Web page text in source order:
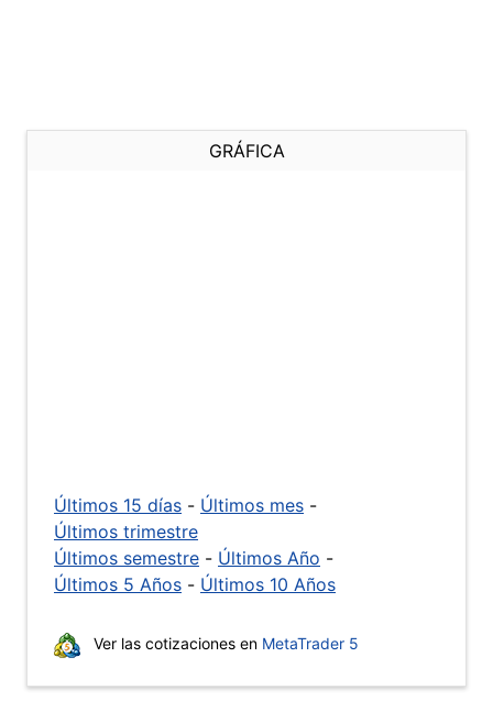
GRÁFICA
Últimos 15 días - Últimos mes -
Últimos trimestre
Últimos semestre - Últimos Año -
Últimos 5 Años - Últimos 10 Años
Ver las cotizaciones en MetaTrader 5